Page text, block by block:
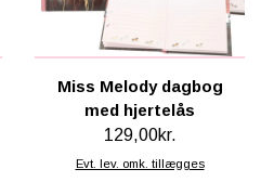
Miss Melody dagbog
med hjertelås
129,00kr.
Evt. lev. omk. tillægges